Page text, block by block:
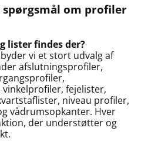
spørgsmål om profiler
lister findes der?
vi et stort udvalg af
afslutningsprofiler,
fejelister,
niveau profiler,
vådrumsopkanter. Hver
der understøtter og